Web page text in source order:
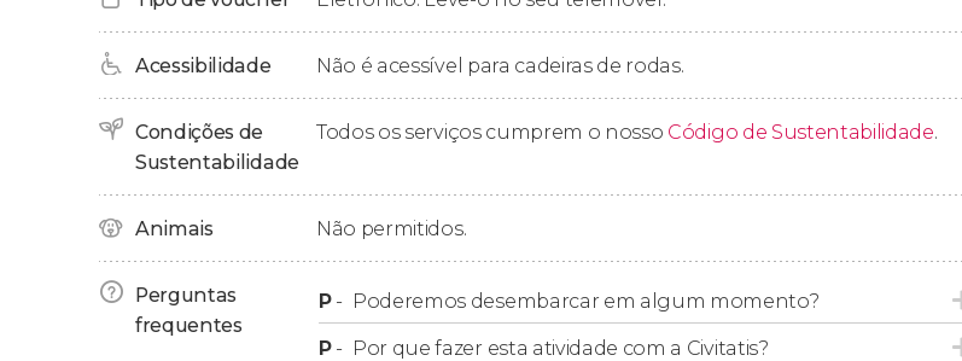
60 minutos.
Acessibilidade Não é acessível para cadeiras de rodas.
Condições de
Sustentabilidade
Todos os serviços cumprem o nosso Código de Sustentabilidade.
Animais Não permitidos.
Perguntas
frequentes
P- Poderemos desembarcar em algum momento?
P- Por que fazer esta atividade com a Civitatis?